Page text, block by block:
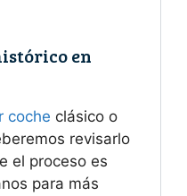
en
coche clásico o
revisarlo
el proceso es
para más